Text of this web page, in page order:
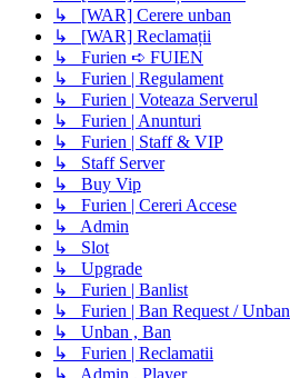
↳ [WAR] Cerere unban
↳ [WAR] Reclamații
↳ Furien ➪ FUIEN
↳ Furien | Regulament
↳ Furien | Voteaza Serverul
↳ Furien | Anunturi
↳ Furien | Staff & VIP
↳ Staff Server
↳ Buy Vip
↳ Furien | Cereri Accese
↳ Admin
↳ Slot
↳ Upgrade
↳ Furien | Banlist
↳ Furien | Ban Request / Unban
↳ Unban , Ban
↳ Furien | Reclamatii
↳ Admin , Player